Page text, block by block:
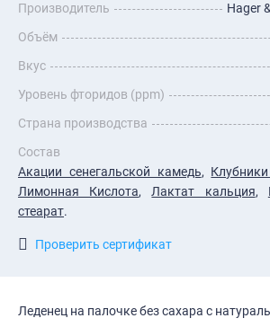
Производитель
Hager
Объём
Вкус
Уровень фторидов (ppm)
Страна производства
Состав
Акации сенегальской камедь,
Лимонная Кислота,Лактат кальция,
стеарат.
Проверить сертификат
Леденец на палочке без сахара с